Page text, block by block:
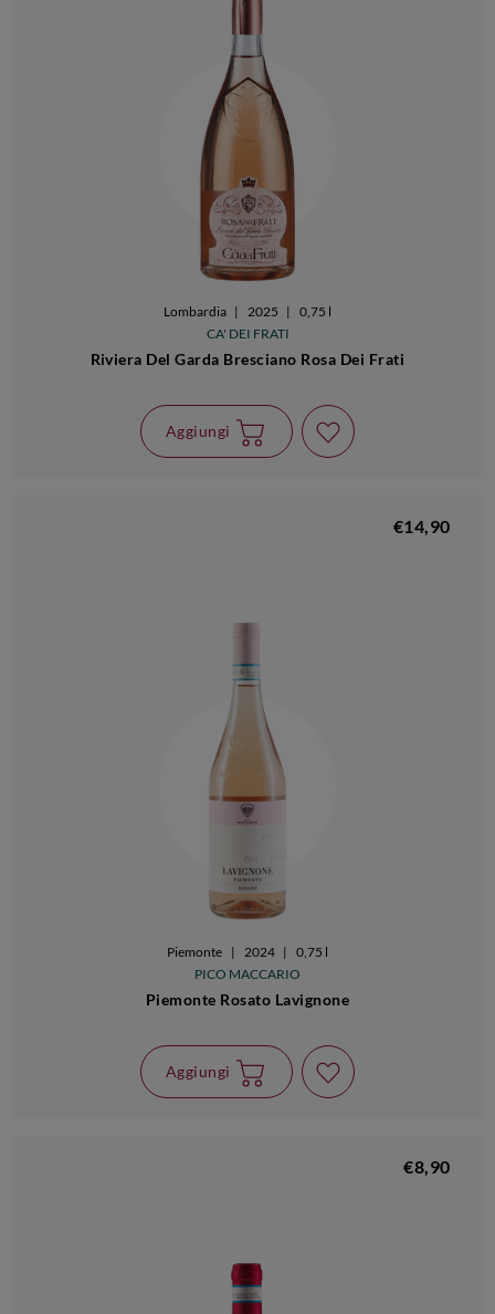
Lombardia | 2025 |
0,75 l
CA' DEI FRATI
Riviera Del Garda Bresciano Rosa Dei Frati
Aggiungi
€14,90
Piemonte | 2024 | 0,75 l
PICO MACCARIO
Piemonte Rosato Lavignone
Aggiungi
€8,90